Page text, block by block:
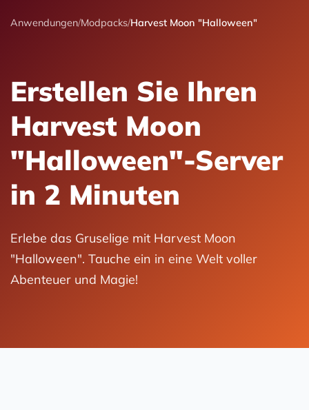
Anwendungen/Modpacks/Harvest Moon "Halloween"
Erstellen Sie Ihren
Harvest Moon
"Halloween"-Server
in 2 Minuten
Erlebe das Gruselige mit Harvest Moon
"Halloween". Tauche ein in eine Welt voller
Abenteuer und Magie!